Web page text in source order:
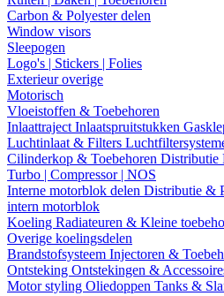
Carbon & Polyester delen
Window visors
Sleepogen
Logo's | Stickers | Folies
Exterieur overige
Motorisch
Vloeistoffen & Toebehoren
Inlaattraject Inlaatspruitstukken
Luchtinlaat & Filters
Cilinderkop & Toebehoren Distributie
Turbo | Compressor | NOS
Interne motorblok delen Distributie &
intern motorblok
Koeling Radiateuren & Kleine
Overige koelingsdelen
Brandstofsysteem Injectoren &
Ontsteking Ontstekingen &
Motor styling Oliedoppen Tanks &